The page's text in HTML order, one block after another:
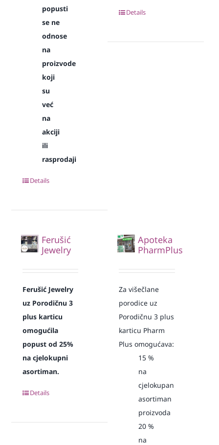
popusti
se ne
odnose
na
proizvode
koji
su
već
na
akciji
ili
rasprodaji
Details
Details
Ferušić
Jewelry
Ferušić Jewelry
uz Porodičnu 3
plus karticu
omogućila
popust od 25%
na cjelokupni
asortiman.
Details
Apoteka
PharmPlus
Za višečlane
porodice uz
Porodičnu 3 plus
karticu Pharm
Plus omogućava:
15%
na
cjelokupan
asortiman
proizvoda
20%
na